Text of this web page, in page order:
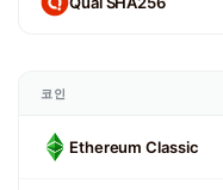
코인
Ethereum Classic